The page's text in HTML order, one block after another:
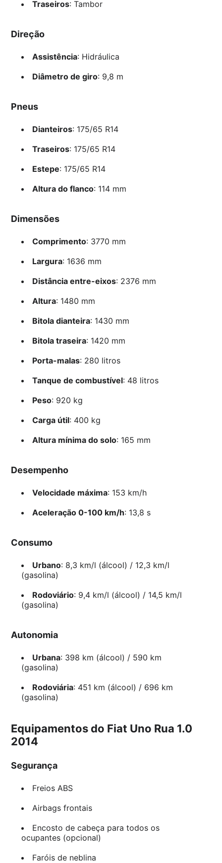
Traseiros: Tambor
Direção
Assistência: Hidráulica
Diâmetro de giro: 9,8 m
Pneus
Dianteiros: 175/65 R14
Traseiros: 175/65 R14
Estepe: 175/65 R14
Altura do flanco: 114 mm
Dimensões
Comprimento: 3770 mm
Largura: 1636 mm
Distância entre-eixos: 2376 mm
Altura: 1480 mm
Bitola dianteira: 1430 mm
Bitola traseira: 1420 mm
Porta-malas: 280 litros
Tanque de combustível: 48 litros
Peso: 920 kg
Carga útil: 400 kg
Altura mínima do solo: 165 mm
Desempenho
Velocidade máxima: 153 km/h
Aceleração 0-100 km/h: 13,8 s
Consumo
Urbano: 8,3 km/l (álcool) / 12,3 km/l
(gasolina)
Rodoviário: 9,4 km/l (álcool) / 14,5 km/l
(gasolina)
Autonomia
Urbana: 398 km (álcool) / 590 km
(gasolina)
Rodoviária: 451 km (álcool) / 696 km
(gasolina)
Equipamentos do Fiat Uno Rua 1.0
2014
Segurança
Freios ABS
Airbags frontais
Encosto de cabeça para todos os
ocupantes (opcional)
Faróis de neblina